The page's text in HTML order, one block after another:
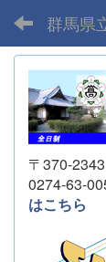
群馬県
〒370-
0274-63-
はこちら